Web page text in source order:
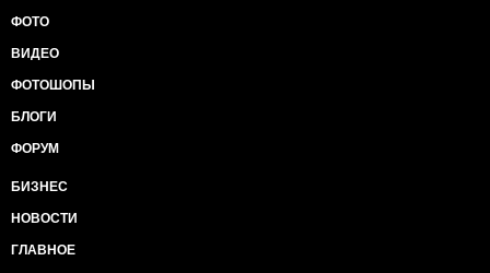
ФОТО
ВИДЕО
ФОТОШОПЫ
БЛОГИ
ФОРУМ
БИЗНЕС
НОВОСТИ
ГЛАВНОЕ